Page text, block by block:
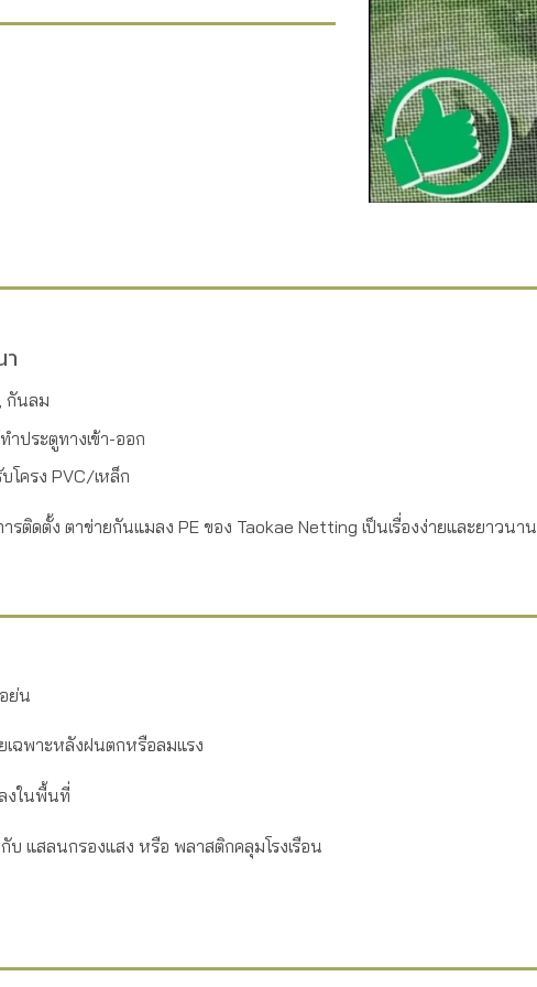
กันลม
ประตูทางเข้า-ออก
ครง PVC/เหล็ก
รติดตั้ง ตาข่ายกันแมลง PE ของ Taokae Netting เป็นเรื่องง่ายและยาวนาน
ย่น
เฉพาะหลังฝนตกหรือลมแรง
งในพื้นที่
แสลนกรองแสง หรือ พลาสติกคลุมโรงเรือน